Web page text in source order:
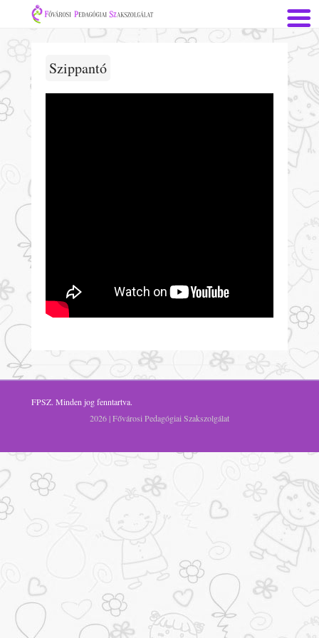
Szippantó
FPSZ. Minden jog fenntartva.
2026 | Fővárosi Pedagógiai Szakszolgálat